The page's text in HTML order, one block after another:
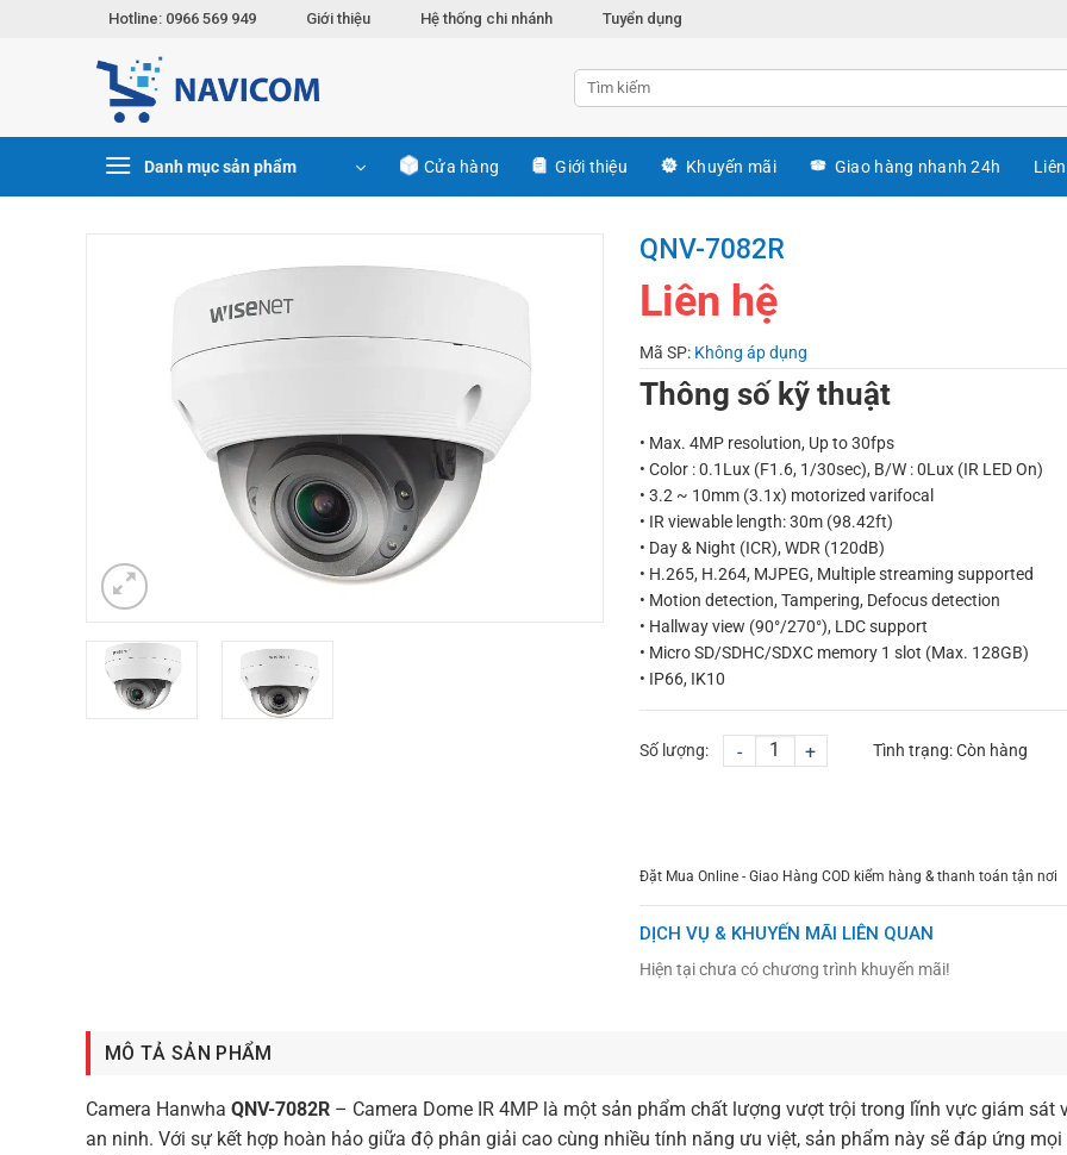
Hotline: 0966 569 949 Giới thiệu Hệ thống chi nhánh Tuyển dụng
Danh mục sản phẩm Cửa hàng Giới thiệu Khuyến mãi Giao hàng nhanh 24h
QNV-7082R
Liên hệ
Mã SP: Không áp dụng
Thông số kỹ thuật
• Max. 4MP resolution, Up to 30fps
• Color : 0.1Lux (F1.6, 1/30sec), B/W : 0Lux (IR LED On)
• 3.2 ~ 10mm (3.1x) motorized varifocal
• IR viewable length: 30m (98.42ft)
• Day & Night (ICR), WDR (120dB)
• H.265, H.264, MJPEG, Multiple streaming supported
• Motion detection, Tampering, Defocus detection
• Hallway view (90°/270°), LDC support
• Micro SD/SDHC/SDXC memory 1 slot (Max. 128GB)
• IP66, IK10
Số lượng: - + Tình trạng:Còn hàng
Đặt Mua Online - Giao Hàng COD kiểm hàng & thanh toán tận nơi
DỊCH VỤ & KHUYẾN MÃI LIÊN QUAN
Hiện tại chưa có chương trình khuyến mãi!
MÔ TẢ SẢN PHẨM
Camera HanwhaQNV-7082R – Camera Dome IR 4MP là một sản phẩm chất lượng vượt trội trong lĩnh vực giám sát
an ninh. Với sự kết hợp hoàn hảo giữa độ phân giải cao cùng nhiều tính năng ưu việt, sản phẩm này sẽ đáp ứng mọi